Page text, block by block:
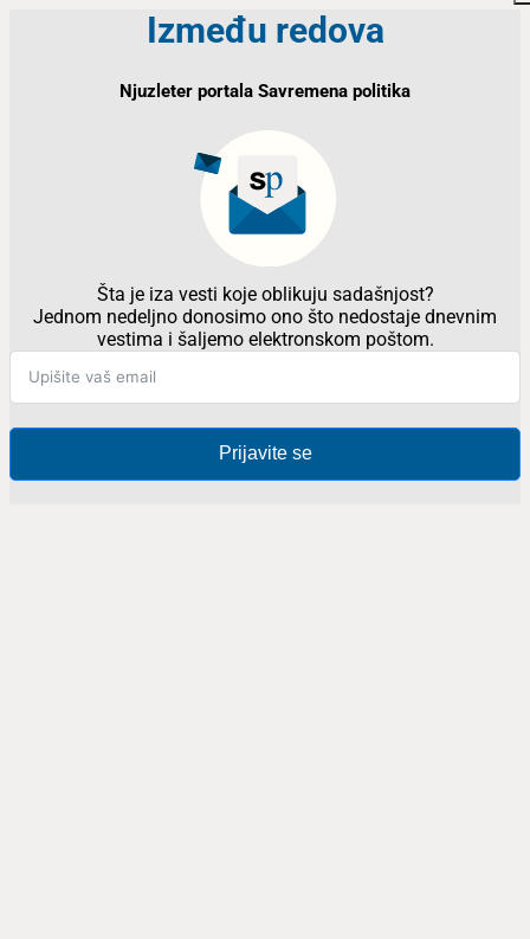
Između redova
Njuzleter portala Savremena politika
Šta je iza vesti koje oblikuju sadašnjost?
Jednom nedeljno donosimo ono što nedostaje dnevnim
vestima i šaljemo elektronskom poštom.
Prijavite se